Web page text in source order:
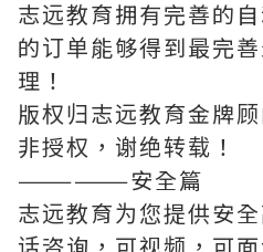
志远教育拥有完善的
的订单能够得到最完
理！
版权归志远教育金牌
非授权，谢绝转载！
——————安全篇
志远教育为您提供安